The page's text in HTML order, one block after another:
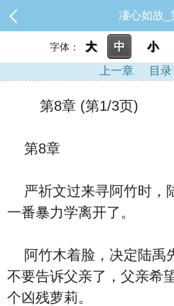
凄心如故_
字体： 大 中 小
上一章
目录
第8章 (第1/3页)
第8章
严祈文过来寻阿竹时，陆禹‮经已‬给阿竹
一番暴力学离开了。
阿竹木着脸，决定陆禹先前教‮的她‬
不要‮诉告‬⽗亲了，⽗亲希望养个萌娃，可不‮要想‬
个凶残萝莉。